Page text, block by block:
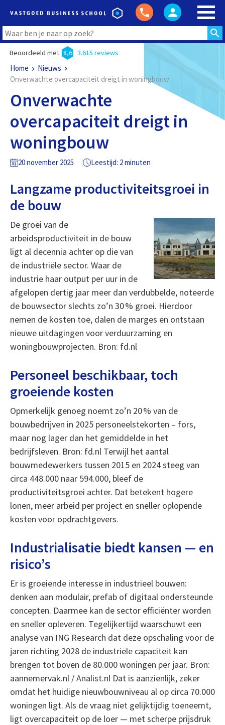
Beoordeeld met 8,6 3.615 reviews
Home
Nieuws
Onverwachte overcapaciteit dreigt in woningbouw
Onverwachte
overcapaciteit dreigt in
woningbouw
20 november 2025 Leestijd: 2 minuten
Langzame productiviteitsgroei in
de bouw
De groei van de
arbeidsproductiviteit in de bouw
ligt al decennia achter op die van
de industriële sector. Waar de
industrie haar output per uur in de
afgelopen dertig jaar meer dan verdubbelde, noteerde
de bouwsector slechts zo’n 30 % groei. Hierdoor
nemen de kosten toe, dalen de marges en ontstaan
nieuwe uitdagingen voor verduurzaming en
woningbouwprojecten. Bron: fd.nl
Personeel beschikbaar, toch
groeiende kosten
Opmerkelijk genoeg noemt zo’n 20 % van de
bouwbedrijven in 2025 personeelstekorten – fors,
maar nog lager dan het gemiddelde in het
bedrijfsleven. Bron: fd.nl Terwijl het aantal
bouwmedewerkers tussen 2015 en 2024 steeg van
circa 448.000 naar 594.000, bleef de
productiviteitsgroei achter. Dat betekent hogere
lonen, meer arbeid per project en sneller oplopende
kosten voor opdrachtgevers.
Industrialisatie biedt kansen — en
risico’s
Er is groeiende interesse in industrieel bouwen:
denken aan modulair, prefab of digitaal ondersteunde
concepten. Daarmee kan de sector efficiënter worden
en sneller opleveren. Tegelijkertijd waarschuwt een
analyse van ING Research dat deze opschaling voor de
jaren richting 2028 de industriële capaciteit kan
brengen tot boven de 80.000 woningen per jaar. Bron:
aannemervak.nl / Analist.nl Dat is aanzienlijk, zeker
omdat het huidige nieuwbouwniveau al op circa 70.000
woningen ligt. Als de vraag niet gelijktijdig toeneemt,
ligt overcapaciteit op de loer — met scherpe prijsdruk